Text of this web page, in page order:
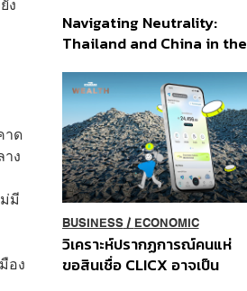
าด
ง
มี
อง
Navigating Neutrality:
Thailand and China in the
Order
BUSINESS/ ECONOMIC
วิเคราะห์ปรากฏการณ์คนแห่
ขอสินเชื่อ CLICX อาจเป็น